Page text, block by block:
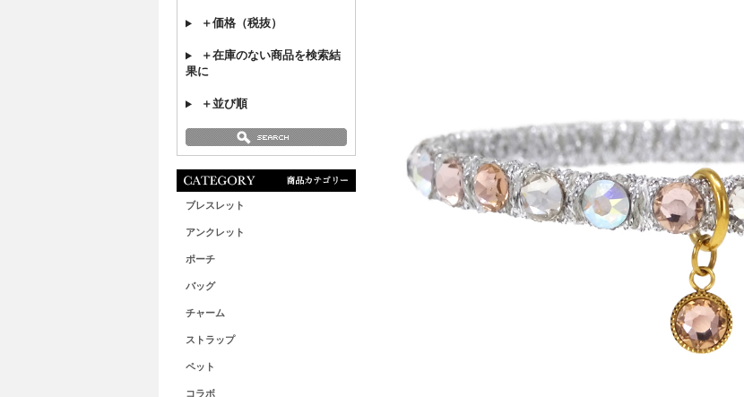
＋価格（税抜）
＋在庫のない商品を検索結
果に
＋並び順
ブレスレット
アンクレット
ポーチ
バッグ
チャーム
ストラップ
ペット
コラボ